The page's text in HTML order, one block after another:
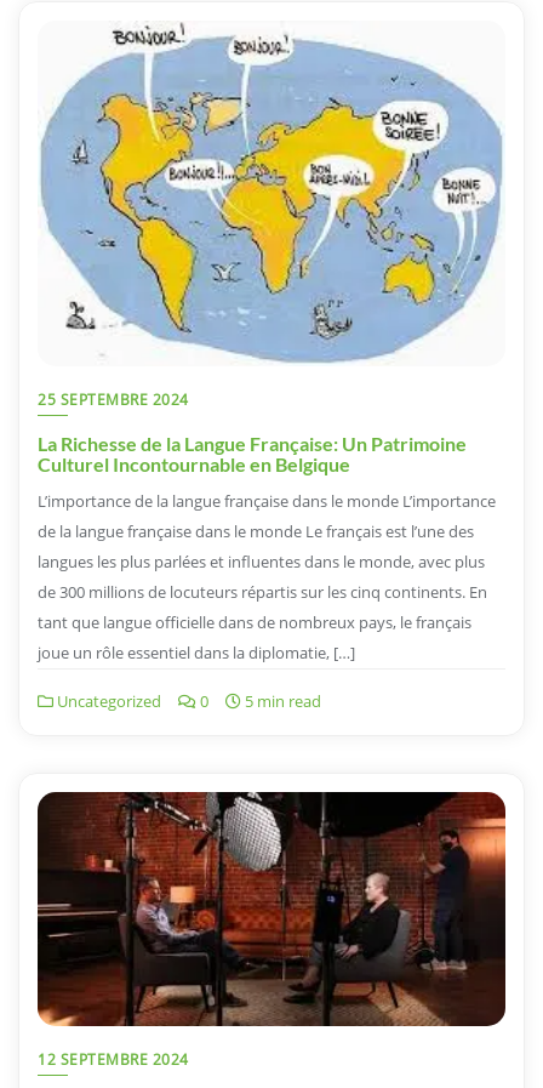
25 SEPTEMBRE 2024
La Richesse de la Langue Française: Un Patrimoine
Culturel Incontournable en Belgique
L’importance de la langue française dans le monde L’importance
de la langue française dans le monde Le français est l’une des
langues les plus parlées et influentes dans le monde, avec plus
de 300 millions de locuteurs répartis sur les cinq continents. En
tant que langue officielle dans de nombreux pays, le français
joue un rôle essentiel dans la diplomatie, […]
Uncategorized 0 5 min read
12 SEPTEMBRE 2024